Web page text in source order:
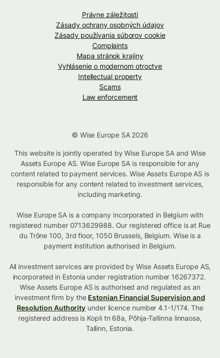
Právne záležitosti
Zásady ochrany osobných údajov
Zásady používania súborov cookie
Complaints
Mapa stránok krajiny
Vyhlásenie o modernom otroctve
Intellectual property
Scams
Law enforcement
© Wise Europe SA 2026
This website is jointly operated by Wise Europe SA and Wise
Assets Europe AS. Wise Europe SA is responsible for any
content related to payment services. Wise Assets Europe AS is
responsible for any content related to investment services,
including marketing.
Wise Europe SA is a company incorporated in Belgium with
registered number 0713629988. Our registered office is at Rue
du Trône 100, 3rd floor, 1050 Brussels, Belgium. Wise is a
payment institution authorised in Belgium.
All investment services are provided by Wise Assets Europe AS,
incorporated in Estonia under registration number 16267372.
Wise Assets Europe AS is authorised and regulated as an
investment firm by the Estonian Financial Supervision and
Resolution Authority under licence number 4.1-1/174. The
registered address is Kopli tn 68a, Põhja-Tallinna linnaosa,
Tallinn, Estonia.